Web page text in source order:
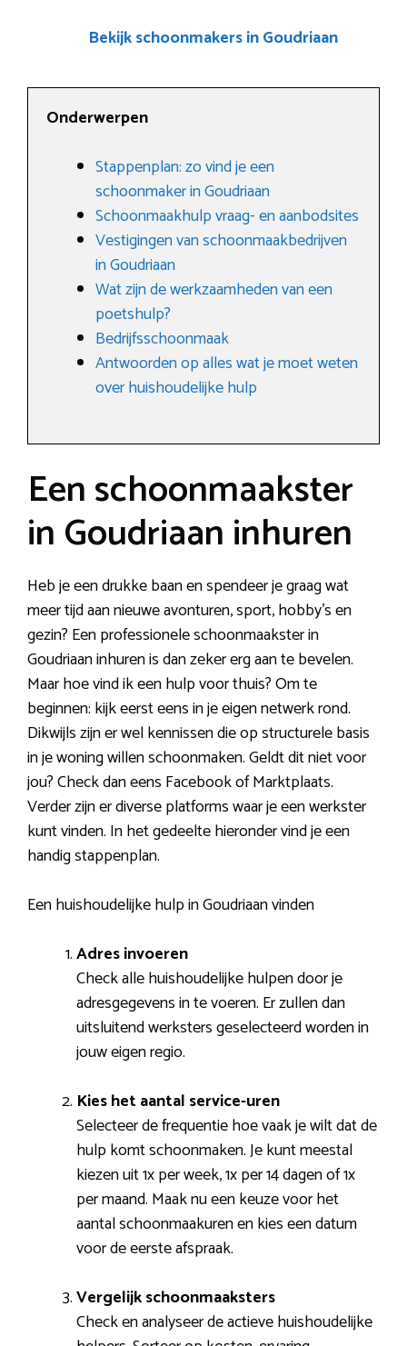
Bekijk schoonmakers in Goudriaan
Onderwerpen
Stappenplan: zo vind je een
schoonmaker in Goudriaan
Schoonmaakhulp vraag- en aanbodsites
Vestigingen van schoonmaakbedrijven
in Goudriaan
Wat zijn de werkzaamheden van een
poetshulp?
Bedrijfsschoonmaak
Antwoorden op alles wat je moet weten
over huishoudelijke hulp
Een schoonmaakster
in Goudriaan inhuren
Heb je een drukke baan en spendeer je graag wat
meer tijd aan nieuwe avonturen, sport, hobby’s en
gezin? Een professionele schoonmaakster in
Goudriaan inhuren is dan zeker erg aan te bevelen.
Maar hoe vind ik een hulp voor thuis? Om te
beginnen: kijk eerst eens in je eigen netwerk rond.
Dikwijls zijn er wel kennissen die op structurele basis
in je woning willen schoonmaken. Geldt dit niet voor
jou? Check dan eens Facebook of Marktplaats.
Verder zijn er diverse platforms waar je een werkster
kunt vinden. In het gedeelte hieronder vind je een
handig stappenplan.
Een huishoudelijke hulp in Goudriaan vinden
Adres invoeren
Check alle huishoudelijke hulpen door je
adresgegevens in te voeren. Er zullen dan
uitsluitend werksters geselecteerd worden in
jouw eigen regio.
Kies het aantal service-uren
Selecteer de frequentie hoe vaak je wilt dat de
hulp komt schoonmaken. Je kunt meestal
kiezen uit 1x per week, 1x per 14 dagen of 1x
per maand. Maak nu een keuze voor het
aantal schoonmaakuren en kies een datum
voor de eerste afspraak.
Vergelijk schoonmaaksters
Check en analyseer de actieve huishoudelijke